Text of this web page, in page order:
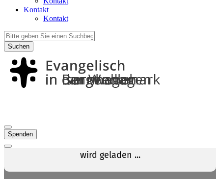
Kontakt
Kontakt
Suchen
Spenden